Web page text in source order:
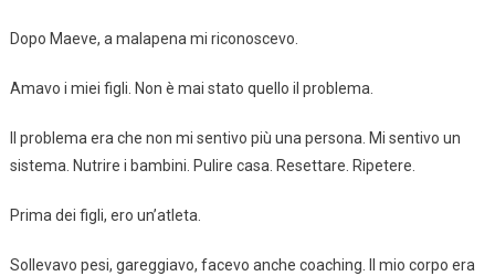
Dopo Maeve, a malapena mi riconoscevo.
Amavo i miei figli. Non è mai stato quello il problema.
Il problema era che non mi sentivo più una persona. Mi sentivo un
sistema. Nutrire i bambini. Pulire casa. Resettare. Ripetere.
Prima dei figli, ero un’atleta.
Sollevavo pesi, gareggiavo, facevo anche coaching. Il mio corpo era